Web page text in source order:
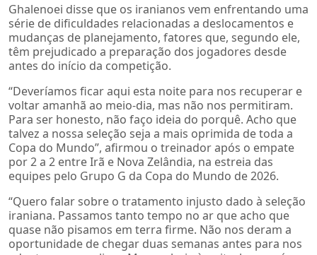
Ghalenoei disse que os iranianos vem enfrentando uma
série de dificuldades relacionadas a deslocamentos e
mudanças de planejamento, fatores que, segundo ele,
têm prejudicado a preparação dos jogadores desde
antes do início da competição.
“Deveríamos ficar aqui esta noite para nos recuperar e
voltar amanhã ao meio-dia, mas não nos permitiram.
Para ser honesto, não faço ideia do porquê. Acho que
talvez a nossa seleção seja a mais oprimida de toda a
Copa do Mundo”, afirmou o treinador após o empate
por 2 a 2 entre Irã e Nova Zelândia, na estreia das
equipes pelo Grupo G da Copa do Mundo de 2026.
“Quero falar sobre o tratamento injusto dado à seleção
iraniana. Passamos tanto tempo no ar que acho que
quase não pisamos em terra firme. Não nos deram a
oportunidade de chegar duas semanas antes para nos